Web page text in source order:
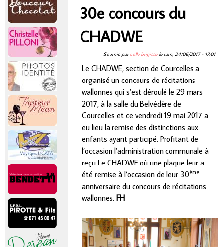
Vous êtes ici
30e concours du
CHADWE
Soumis parcolle brigittelesam, 24/06/2017 - 17:01
Le CHADWE, section de Courcelles a
organisé un concours de récitations
wallonnes qui s’est déroulé le 29 mars
2017, à la salle du Belvédère de
Courcelles et ce vendredi 19 mai 2017 a
eu lieu la remise des distinctions aux
enfants ayant participé. Profitant de
l’occasion l’administration communale à
reçu Le CHADWE où une plaque leur a
été remise à l’occasion de leur 30ème
anniversaire du concours de récitations
wallonnes.FH
r
n
c
p
a